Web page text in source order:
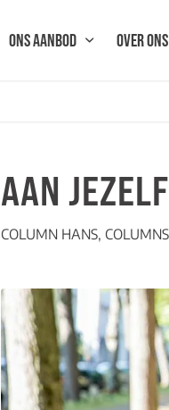
ONS AANBOD OVER ONS
AAN
COLUMN HANS, COLUMNS